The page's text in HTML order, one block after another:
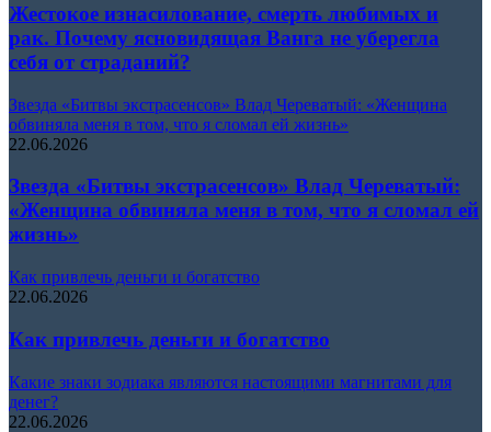
Жестокое изнасилование, смерть любимых и
рак. Почему ясновидящая Ванга не уберегла
себя от страданий?
Звезда «Битвы экстрасенсов» Влад Череватый: «Женщина
обвиняла меня в том, что я сломал ей жизнь»
22.06.2026
Звезда «Битвы экстрасенсов» Влад Череватый:
«Женщина обвиняла меня в том, что я сломал ей
жизнь»
Как привлечь деньги и богатство
22.06.2026
Как привлечь деньги и богатство
Какие знаки зодиака являются настоящими магнитами для
денег?
22.06.2026